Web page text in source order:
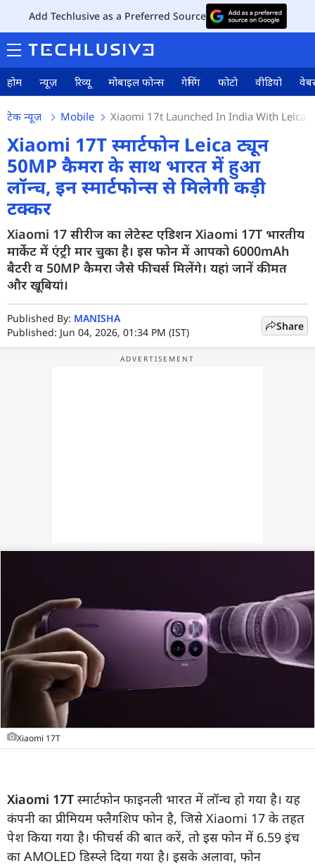
Add Techlusive as a Preferred Source
होम न्यूज़ रिव्यू मोबाइल फोन्स गेमिंग फोटो वीडियो
टेक न्यूज़ Mobile Xiaomi 17t Launched In India With Leica
Xiaomi 17T स्मार्टफोन Leica ट्यून
50MP कैमरा के साथ भारत में हुआ
लॉन्च, इन स्मार्टफोन्स से मिलेगी कड़ी
टक्कर
Xiaomi 17 सीरीज का लेटेस्ट एडिशन Xiaomi 17T भारतीय
मार्केट में एंट्री मार चुका है। इस फोन में आपको 6000mAh
बैटरी व 50MP कैमरा जैसे फीचर्स मिलेंगे। यहां जानें कीमत
और खूबियां।
Published By: MANISHA
Published: Jun 04, 2026, 01:34 PM (IST)
Share
Xiaomi 17T
Xiaomi 17T स्मार्टफोन फाइनली भारत में लॉन्च हो गया है। यह
कंपनी का प्रीमियम फ्लैगशिप फोन है, जिसे Xiaomi 17 के तहत
पेश किया गया है। फीचर्स की बात करें, तो इस फोन में 6.59 इंच
का AMOLED डिस्प्ले दिया गया है। इसके अलावा, फोन